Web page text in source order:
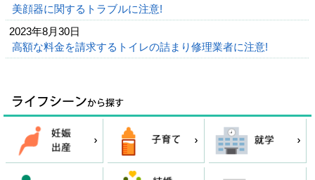
美顔器に関するトラブルに注意!
2023年8月30日
高額な料金を請求するトイレの詰まり修理業者に注意!